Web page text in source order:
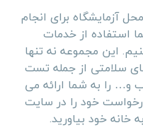
آزمایشگاه برای انجام
استفاده از خدمات
این مجموعه نه تنها
سلامتی از جمله تست
و… را به شما ارائه می
خود را در سایت
خانه خود بیاورید.